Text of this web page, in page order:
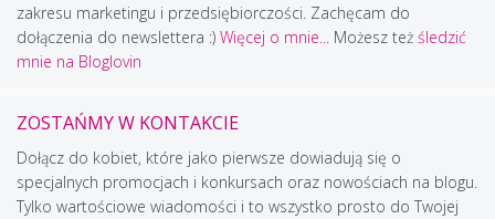
zakresu marketingu i przedsiębiorczości. Zachęcam do
dołączenia do newslettera :) Więcej o mnie... Możesz też śledzić
mnie na Bloglovin
ZOSTAŃMY W KONTAKCIE
Dołącz do kobiet, które jako pierwsze dowiadują się o
specjalnych promocjach i konkursach oraz nowościach na blogu.
Tylko wartościowe wiadomości i to wszystko prosto do Twojej